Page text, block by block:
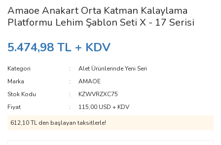
Amaoe Anakart Orta Katman Kalaylama
Platformu Lehim Şablon Seti X - 17 Serisi
5.474,98 TL + KDV
Kategori
Alet Ürünlerinde Yeni Seri
Marka
AMAOE
Stok Kodu
KZWVRZXC75
Fiyat
115,00 USD + KDV
612,10 TL den başlayan taksitlerle!